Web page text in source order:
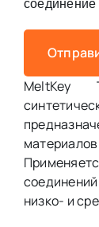
соединение
MeltKey
низко- и